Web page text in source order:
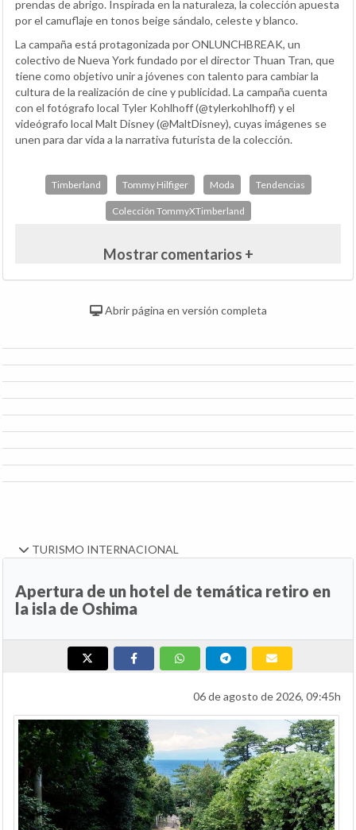
prendas de abrigo. Inspirada en la naturaleza, la colección apuesta
por el camuflaje en tonos beige sándalo, celeste y blanco.
La campaña está protagonizada por ONLUNCHBREAK, un
colectivo de Nueva York fundado por el director Thuan Tran, que
tiene como objetivo unir a jóvenes con talento para cambiar la
cultura de la realización de cine y publicidad. La campaña cuenta
con el fotógrafo local Tyler Kohlhoff (@tylerkohlhoff) y el
videógrafo local Malt Disney (@MaltDisney), cuyas imágenes se
unen para dar vida a la narrativa futurista de la colección.
Timberland Tommy Hilfiger Moda Tendencias
Colección TommyXTimberland
Mostrar comentarios +
Abrir página en versión completa
TURISMO INTERNACIONAL
Apertura de un hotel de temática retiro en
la isla de Oshima
06 de agosto de 2026, 09:45h